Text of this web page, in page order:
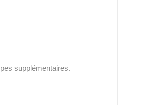
supplémentaires.